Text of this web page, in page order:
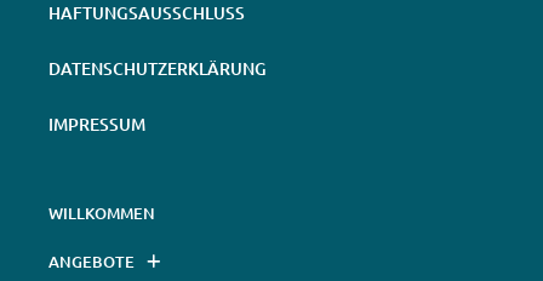
HAFTUNGSAUSSCHLUSS
DATENSCHUTZERKLÄRUNG
IMPRESSUM
WILLKOMMEN
ANGEBOTE